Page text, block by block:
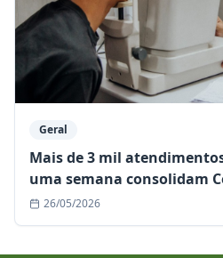
Geral
Mais de 3 mil
uma semana consolidam
Especialidades como
26/05/2026